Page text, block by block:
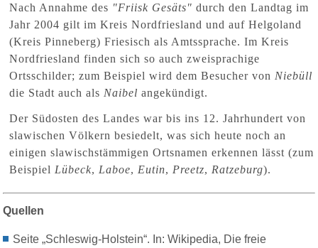
Nach Annahme des "Friisk Gesäts" durch den Landtag im
Jahr 2004 gilt im Kreis Nordfriesland und auf Helgoland
(Kreis Pinneberg) Friesisch als Amtssprache. Im Kreis
Nordfriesland finden sich so auch zweisprachige
Ortsschilder; zum Beispiel wird dem Besucher von Niebüll
die Stadt auch als Naibel angekündigt.
Der Südosten des Landes war bis ins 12. Jahrhundert von
slawischen Völkern besiedelt, was sich heute noch an
einigen slawischstämmigen Ortsnamen erkennen lässt (zum
Beispiel Lübeck, Laboe, Eutin, Preetz, Ratzeburg).
Quellen
Seite „Schleswig-Holstein“. In: Wikipedia, Die freie